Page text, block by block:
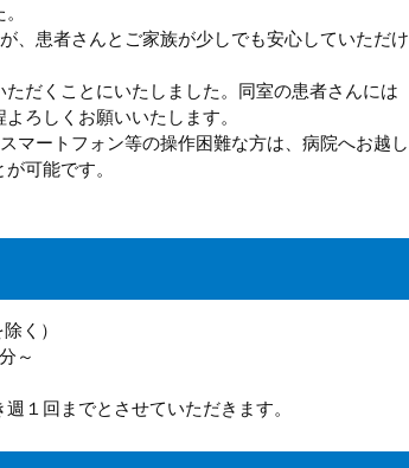
、患者さんとご家族が少しでも安心していただけ
だくことにいたしました。同室の患者さんには
ろしくお願いいたします。
マートフォン等の操作困難な方は、病院へお越し
可能です。
く）
～
１回までとさせていただきます。